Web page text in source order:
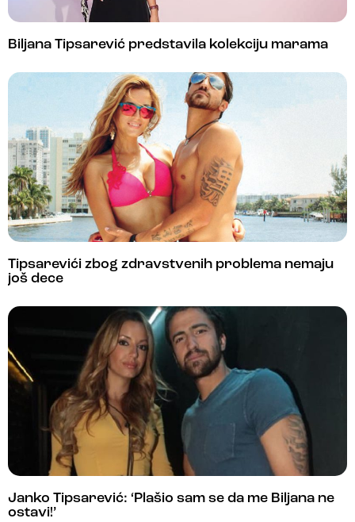
Biljana Tipsarević predstavila kolekciju marama
Tipsarevići zbog zdravstvenih problema nemaju
još dece
Janko Tipsarević: ‘Plašio sam se da me Biljana ne
ostavi!’